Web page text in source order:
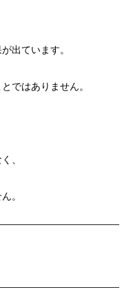
出ています。
ではありません。
、
。